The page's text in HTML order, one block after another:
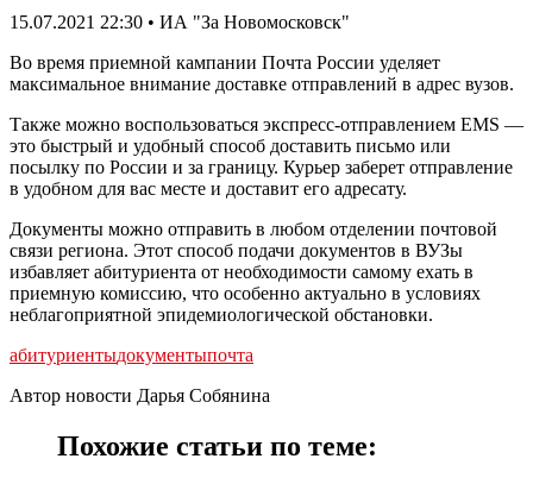
15.07.2021 22:30 • ИА "За Новомосковск"
Во время приемной кампании Почта России уделяет
максимальное внимание доставке отправлений в адрес вузов.
Также можно воспользоваться экспресс-отправлением EMS —
это быстрый и удобный способ доставить письмо или
посылку по России и за границу. Курьер заберет отправление
в удобном для вас месте и доставит его адресату.
Документы можно отправить в любом отделении почтовой
связи региона. Этот способ подачи документов в ВУЗы
избавляет абитуриента от необходимости самому ехать в
приемную комиссию, что особенно актуально в условиях
неблагоприятной эпидемиологической обстановки.
абитуриентыдокументыпочта
Автор новости Дарья Собянина
Похожие статьи по теме: